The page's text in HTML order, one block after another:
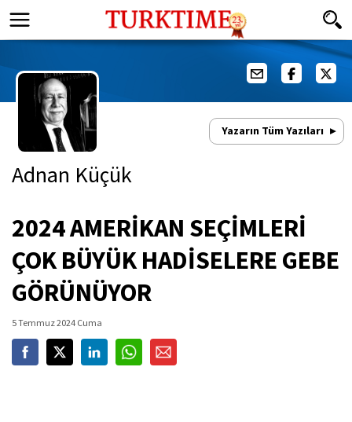
Yazarın Tüm Yazıları
Adnan Küçük
2024 AMERİKAN SEÇİMLERİ
ÇOK BÜYÜK HADİSELERE GEBE
GÖRÜNÜYOR
5 Temmuz 2024 Cuma